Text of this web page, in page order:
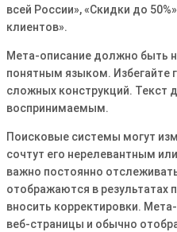
всей России», «Скидки до
клиентов»․
Мета-описание должно быть
понятным языком․ Избегайте
сложных конструкций․
воспринимаемым․
Поисковые системы могут
сочтут его нерелевантным
важно постоянно
отображаются в результатах
вносить корректировки․
веб-страницы и обычно